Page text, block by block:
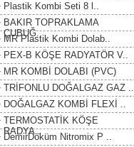
Plastik Kombi Seti 8 l..
BAKIR TOPRAKLAMA
ÇUBUĞ..
MR Plastik Kombi Dolab..
PEX-B KÖŞE RADYATÖR V..
MR KOMBİ DOLABI (PVC)
TRİFONLU DOĞALGAZ GAZ ..
DOĞALGAZ KOMBİ FLEXİ ..
TERMOSTATİK KÖŞE
RADYA..
DemirDöküm Nitromix P ..